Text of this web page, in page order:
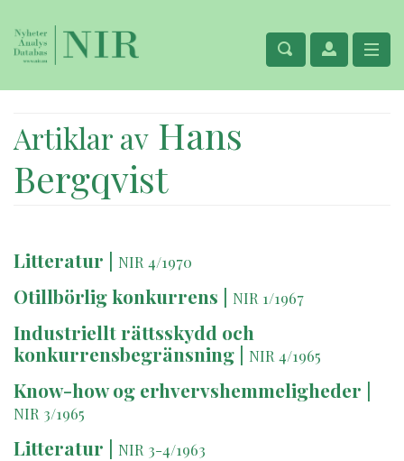
Artiklar av Hans
Bergqvist
Litteratur | NIR 4/1970
Otillbörlig konkurrens | NIR 1/1967
Industriellt rättsskydd och
konkurrensbegränsning | NIR 4/1965
Know-how og erhvervshemmeligheder |
NIR 3/1965
Litteratur | NIR 3-4/1963